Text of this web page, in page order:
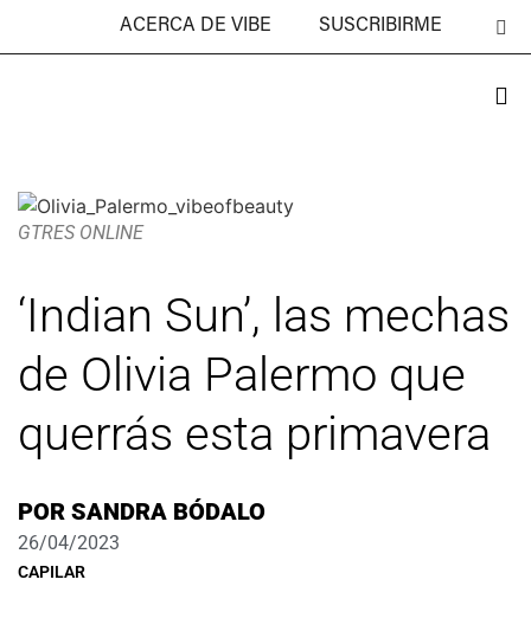
ACERCA DE VIBE SUSCRIBIRME
GTRES ONLINE
‘Indian Sun’, las mechas
de Olivia Palermo que
querrás esta primavera
POR SANDRA BÓDALO
26/04/2023
CAPILAR